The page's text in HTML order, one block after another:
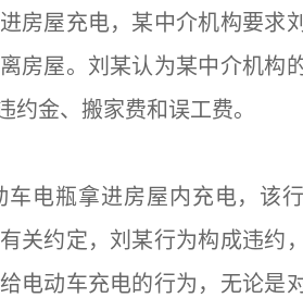
房屋充电，某中介机构要求
房屋。刘某认为某中介机构
金、搬家费和误工费。
电瓶拿进房屋内充电，该
关约定，刘某行为构成违约
电动车充电的行为，无论是